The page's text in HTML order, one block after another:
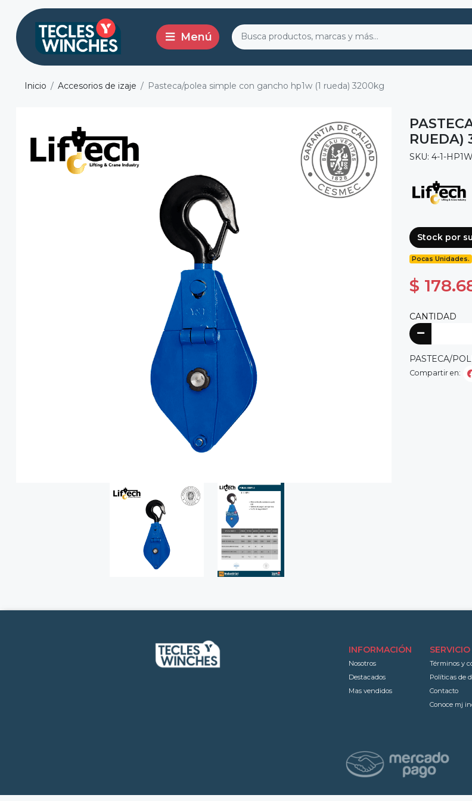
Inicio Accesorios de izaje Pasteca/polea simple con gancho hp1w (1 rueda) 3200kg
RUEDA)
SKU: 4-1-
Stock por
Pocas Unidades.
$
CANTIDAD
PASTECA/
Compartir en:
INFORMACIÓN
Nosotros
Destacados
Mas vendidos
Términos y
Políticas de
Contacto
Conoce mj